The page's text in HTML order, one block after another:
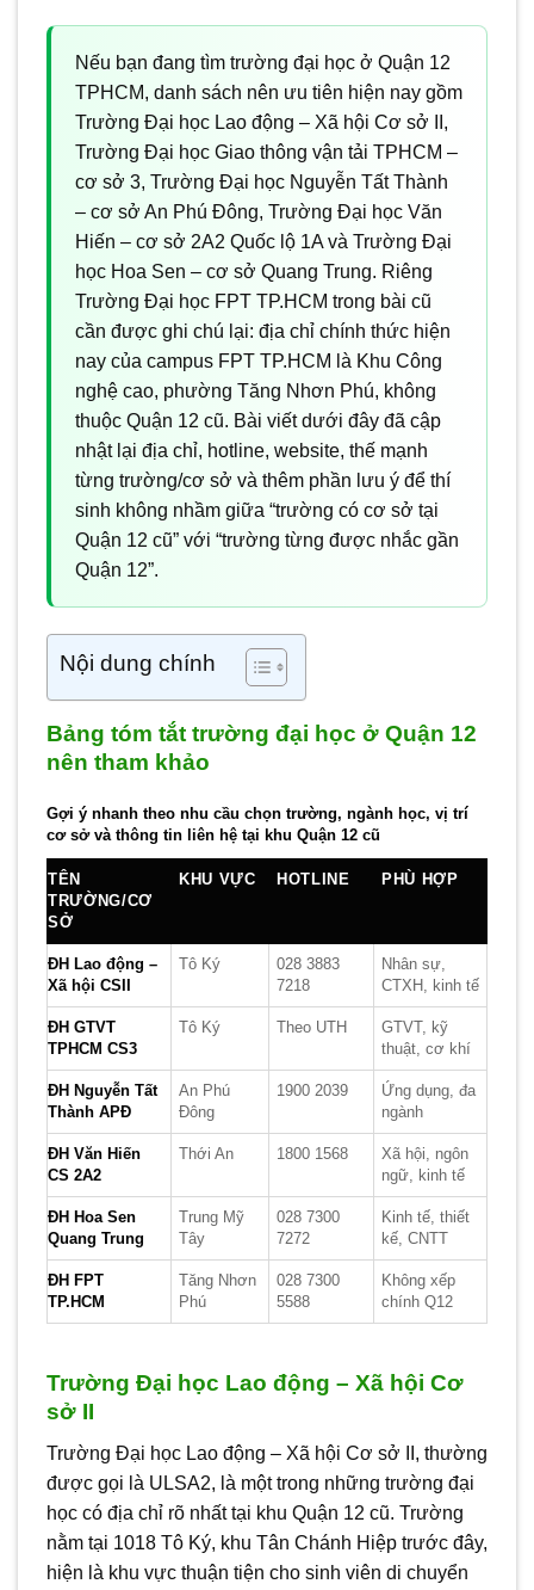
Nếu bạn đang tìm trường đại học ở Quận 12
TPHCM, danh sách nên ưu tiên hiện nay gồm
Trường Đại học Lao động – Xã hội Cơ sở II,
Trường Đại học Giao thông vận tải TPHCM –
cơ sở 3, Trường Đại học Nguyễn Tất Thành
– cơ sở An Phú Đông, Trường Đại học Văn
Hiến – cơ sở 2A2 Quốc lộ 1A và Trường Đại
học Hoa Sen – cơ sở Quang Trung. Riêng
Trường Đại học FPT TP.HCM trong bài cũ
cần được ghi chú lại: địa chỉ chính thức hiện
nay của campus FPT TP.HCM là Khu Công
nghệ cao, phường Tăng Nhơn Phú, không
thuộc Quận 12 cũ. Bài viết dưới đây đã cập
nhật lại địa chỉ, hotline, website, thế mạnh
từng trường/cơ sở và thêm phần lưu ý để thí
sinh không nhầm giữa “trường có cơ sở tại
Quận 12 cũ” với “trường từng được nhắc gần
Quận 12”.
Nội dung chính
Bảng tóm tắt trường đại học ở Quận 12
nên tham khảo
Gợi ý nhanh theo nhu cầu chọn trường, ngành học, vị trí
cơ sở và thông tin liên hệ tại khu Quận 12 cũ
TÊN
TRƯỜNG/CƠ
SỞ
KHU VỰC HOTLINE PHÙ HỢP
ĐH Lao động –
Xã hội CSII
Tô Ký
028 3883
7218
Nhân sự,
CTXH, kinh tế
ĐH GTVT
TPHCM CS3
Tô Ký Theo UTH
GTVT, kỹ
thuật, cơ khí
ĐH Nguyễn Tất
Thành APĐ
An Phú
Đông
1900 2039
Ứng dụng, đa
ngành
ĐH Văn Hiến
CS 2A2
Thới An 1800 1568
Xã hội, ngôn
ngữ, kinh tế
ĐH Hoa Sen
Quang Trung
Trung Mỹ
Tây
028 7300
7272
Kinh tế, thiết
kế, CNTT
ĐH FPT
TP.HCM
Tăng Nhơn
Phú
028 7300
5588
Không xếp
chính Q12
Trường Đại học Lao động – Xã hội Cơ
sở II
Trường Đại học Lao động – Xã hội Cơ sở II, thường
được gọi là ULSA2, là một trong những trường đại
học có địa chỉ rõ nhất tại khu Quận 12 cũ. Trường
nằm tại 1018 Tô Ký, khu Tân Chánh Hiệp trước đây,
hiện là khu vực thuận tiện cho sinh viên di chuyển